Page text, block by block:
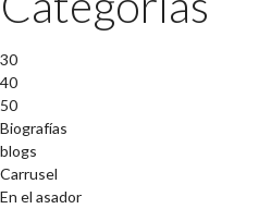
30
40
50
Biografías
blogs
Carrusel
En el asador